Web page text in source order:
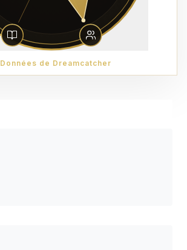
Données de Dreamcatcher